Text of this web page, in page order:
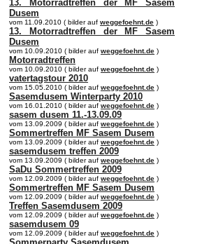
13. Motorradtreffen der MF Sasem
Dusem
vom 11.09.2010 ( bilder auf weggefoehnt.de )
13. Motorradtreffen der MF Sasem
Dusem
vom 10.09.2010 ( bilder auf weggefoehnt.de )
Motorradtreffen
vom 10.09.2010 ( bilder auf weggefoehnt.de )
vatertagstour 2010
vom 15.05.2010 ( bilder auf weggefoehnt.de )
Sasemdusem Winterparty 2010
vom 16.01.2010 ( bilder auf weggefoehnt.de )
sasem dusem 11.-13.09.09
vom 13.09.2009 ( bilder auf weggefoehnt.de )
Sommertreffen MF Sasem Dusem
vom 13.09.2009 ( bilder auf weggefoehnt.de )
sasemdusem treffen 2009
vom 13.09.2009 ( bilder auf weggefoehnt.de )
SaDu Sommertreffen 2009
vom 12.09.2009 ( bilder auf weggefoehnt.de )
Sommertreffen MF Sasem Dusem
vom 12.09.2009 ( bilder auf weggefoehnt.de )
Treffen Sasemdusem 2009
vom 12.09.2009 ( bilder auf weggefoehnt.de )
sasemdusem 09
vom 12.09.2009 ( bilder auf weggefoehnt.de )